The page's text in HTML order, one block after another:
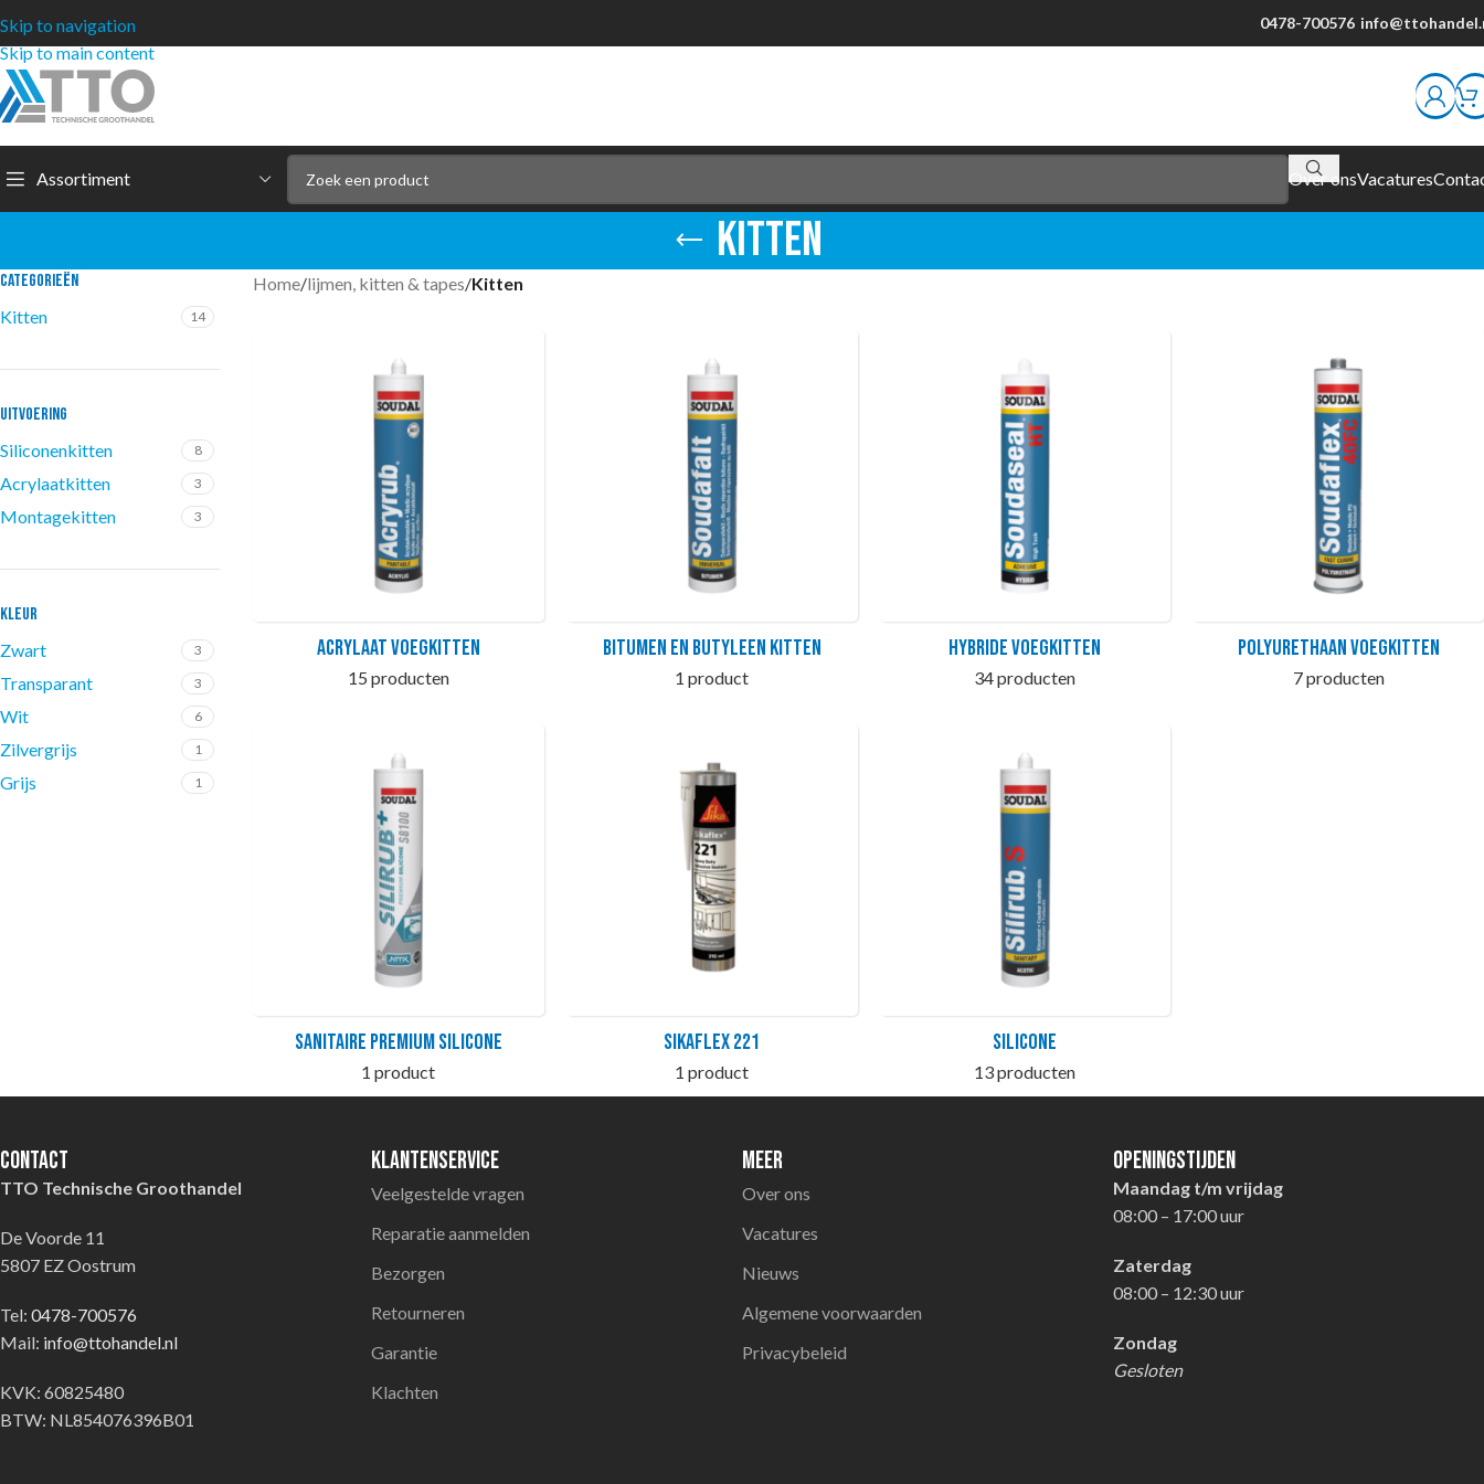
Skip to navigation
Skip to main content
0478-700576
Assortiment Over onsVacatures
Kitten
CATEGORIEËN
Kitten
14
UITVOERING
Siliconenkitten
8
Acrylaatkitten 3
Montagekitten 3
KLEUR
Zwart
3
Transparant 3
Wit 6
Zilvergrijs 1
Grijs 1
Home/lijmen, kitten & tapes/Kitten
Acrylaat Voegkitten
15 producten
Bitumen en butyleen kitten
1 product
Hybride voegkitten
34 producten
Polyurethaan Voegkitten
7 producten
Sanitaire premium silicone
1 product
SikaFlex 221
1 product
Silicone
13 producten
Contact
TTO Technische Groothandel
De Voorde 11
5807 EZ Oostrum
Tel: 0478-700576
Mail: info@ttohandel.nl
KVK: 60825480
BTW: NL854076396B01
Klantenservice
Veelgestelde vragen
Reparatie aanmelden
Bezorgen
Retourneren
Garantie
Klachten
Meer
Over ons
Vacatures
Nieuws
Algemene voorwaarden
Privacybeleid
Openingstijden
Maandag t/m vrijdag
08:00 – 17:00 uur
Zaterdag
08:00 – 12:30 uur
Zondag
Gesloten